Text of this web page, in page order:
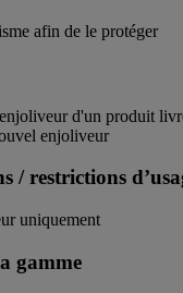
afin de le protéger
d'un produit
enjoliveur
/ restrictions
uniquement
gamme